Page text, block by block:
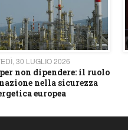
30 LUGLIO 2026
non dipendere: il ruolo
nella sicurezza
europea